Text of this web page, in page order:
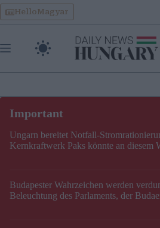
Skip
to
content
HelloMagyar
Ungarn bereitet Notfall-
Kernkraftwerk Paks könnte an diesem
Budapester Wahrzeichen werden
Beleuchtung des Parlaments, der